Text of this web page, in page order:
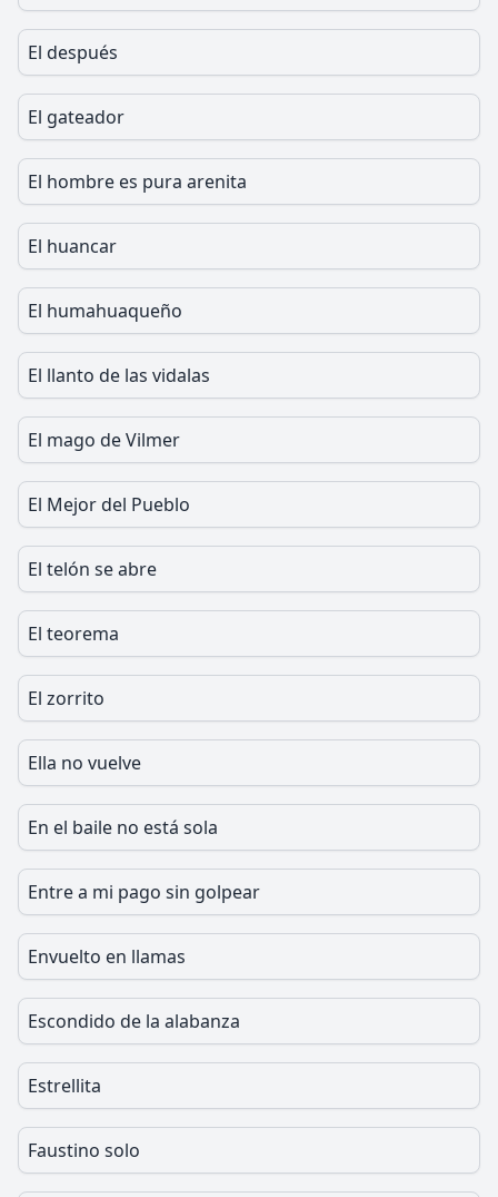
El después
El gateador
El hombre es pura arenita
El huancar
El humahuaqueño
El llanto de las vidalas
El mago de Vilmer
El Mejor del Pueblo
El telón se abre
El teorema
El zorrito
Ella no vuelve
En el baile no está sola
Entre a mi pago sin golpear
Envuelto en llamas
Escondido de la alabanza
Estrellita
Faustino solo